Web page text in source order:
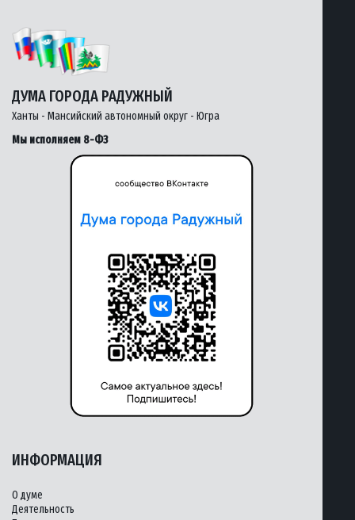
ДУМА ГОРОДА РАДУЖНЫЙ
Ханты - Мансийский автономный округ - Югра
Мы исполняем 8-ФЗ
ИНФОРМАЦИЯ
О думе
Деятельность